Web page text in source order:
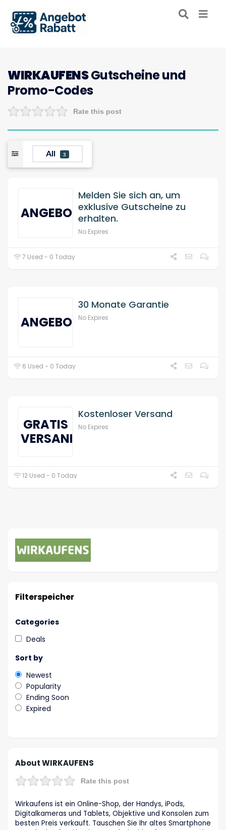
WIRKAUFENSGutscheine und
Promo-Codes
Rate this post
All 3
ANGEBOT
Melden Sie sich an, um
exklusive Gutscheine zu
erhalten.
No Expires
7 Used - 0 Today
ANGEBOT
30 Monate Garantie
No Expires
6 Used - 0 Today
GRATIS
VERSAND
Kostenloser Versand
No Expires
12 Used - 0 Today
Filterspeicher
Categories
Deals
Sort by
Newest
Popularity
Ending Soon
Expired
About WIRKAUFENS
Rate this post
Wirkaufens ist ein Online-Shop, der Handys, iPods,
Digitalkameras und Tablets, Objektive und Konsolen zum
besten Preis verkauft. Tauschen Sie Ihr altes Smartphone